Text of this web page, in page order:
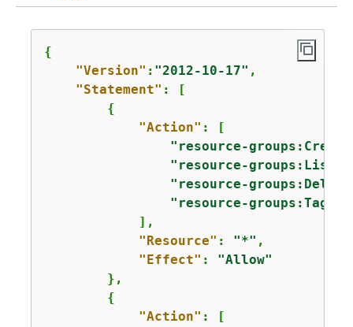
{
"Version" : "2012-10-17" ,
"Statement" : [
{
"Action" : [
"resource-
"resource-
"resource-
"resource-groups:Tag"
            ],
"Resource" : "*" ,
"Effect" : "Allow"
        },
{
"Action" : [